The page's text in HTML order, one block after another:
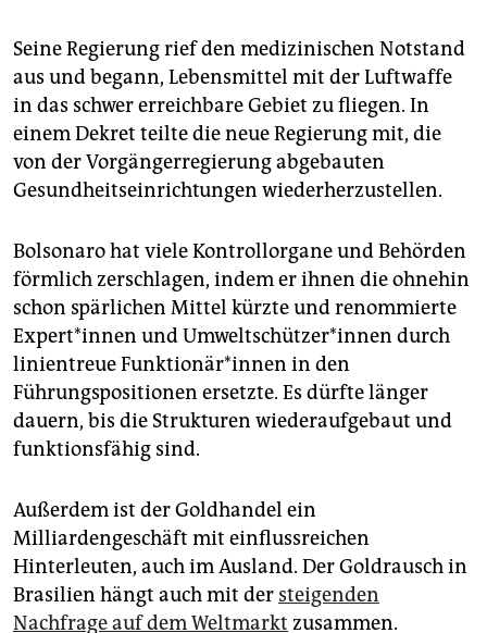
Seine Regierung rief den medizinischen Notstand
aus und begann, Lebensmittel mit der Luftwaffe
in das schwer erreichbare Gebiet zu fliegen. In
einem Dekret teilte die neue Regierung mit, die
von der Vorgängerregierung abgebauten
Gesundheitseinrichtungen wiederherzustellen.
Bolsonaro hat viele Kontrollorgane und Behörden
förmlich zerschlagen, indem er ihnen die ohnehin
schon spärlichen Mittel kürzte und renommierte
Ex­per­t*in­nen und Um­welt­schüt­ze­r*in­nen durch
linientreue Funk­tio­nä­r*in­nen in den
Führungspositionen ersetzte. Es dürfte länger
dauern, bis die Strukturen wiederaufgebaut und
funktionsfähig sind.
Außerdem ist der Goldhandel ein
Milliardengeschäft mit einflussreichen
Hinterleuten, auch im Ausland. Der Goldrausch in
Brasilien hängt auch mit der steigenden
Nachfrage auf dem Weltmarkt zusammen.